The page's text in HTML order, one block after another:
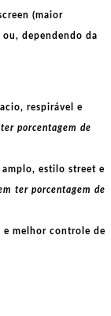
(maior
dependendo da
respirável e
porcentagem de
estilo street e
ter porcentagem de
e melhor controle de